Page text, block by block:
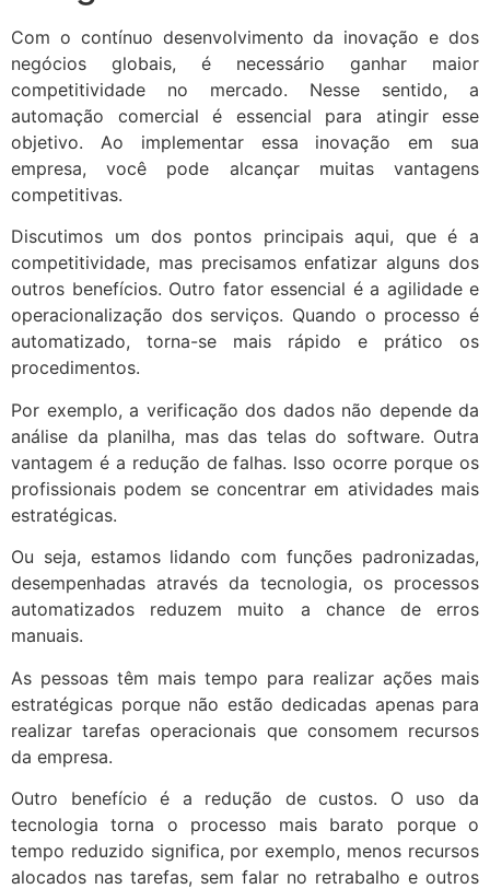
Com o contínuo desenvolvimento da inovação e dos
negócios globais, é necessário ganhar maior
competitividade no mercado. Nesse sentido, a
automação comercial é essencial para atingir esse
objetivo. Ao implementar essa inovação em sua
empresa, você pode alcançar muitas vantagens
competitivas.
Discutimos um dos pontos principais aqui, que é a
competitividade, mas precisamos enfatizar alguns dos
outros benefícios. Outro fator essencial é a agilidade e
operacionalização dos serviços. Quando o processo é
automatizado, torna-se mais rápido e prático os
procedimentos.
Por exemplo, a verificação dos dados não depende da
análise da planilha, mas das telas do software. Outra
vantagem é a redução de falhas. Isso ocorre porque os
profissionais podem se concentrar em atividades mais
estratégicas.
Ou seja, estamos lidando com funções padronizadas,
desempenhadas através da tecnologia, os processos
automatizados reduzem muito a chance de erros
manuais.
As pessoas têm mais tempo para realizar ações mais
estratégicas porque não estão dedicadas apenas para
realizar tarefas operacionais que consomem recursos
da empresa.
Outro benefício é a redução de custos. O uso da
tecnologia torna o processo mais barato porque o
tempo reduzido significa, por exemplo, menos recursos
alocados nas tarefas, sem falar no retrabalho e outros